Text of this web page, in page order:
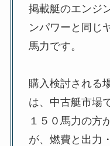
掲載艇のエンジ
ンパワーと同じ
馬力です。
購入検討される
は、中古艇市場
１５０馬力の方
が、燃費と出力